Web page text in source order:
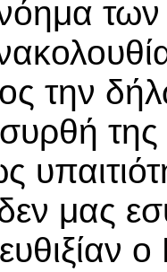
νόημα
την
μας